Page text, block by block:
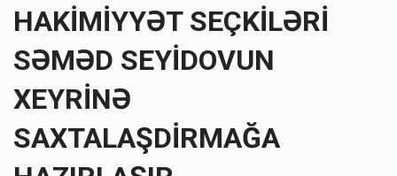
HAKİMİYYƏT SEÇKİLƏRİ
SƏMƏD SEYİDOVUN
XEYRİNƏ
SAXTALAŞDİRMAĞA